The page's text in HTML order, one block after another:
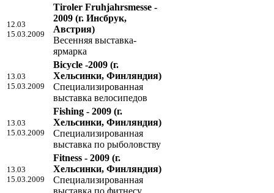
12.03
15.03.2009
Tiroler Fruhjahrsmesse -
2009 (г. Инсбрук,
Австрия)
Весенняя выставка-
ярмарка
13.03
15.03.2009
Bicycle -2009 (г.
Хельсинки, Финляндия)
Специализированная
выставка велосипедов
13.03
15.03.2009
Fishing - 2009 (г.
Хельсинки, Финляндия)
Специализированная
выставка по рыболовству
13.03
15.03.2009
Fitness - 2009 (г.
Хельсинки, Финляндия)
Специализированная